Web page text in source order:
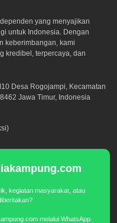
yang menyajikan
untuk Indonesia. Dengan
keberimbangan, kami
kredibel, terpercaya, dan
Desa Rogojampi, Kecamatan
Jawa Timur, Indonesia
kegiatan masyarakat, atau
melalui WhatsApp.